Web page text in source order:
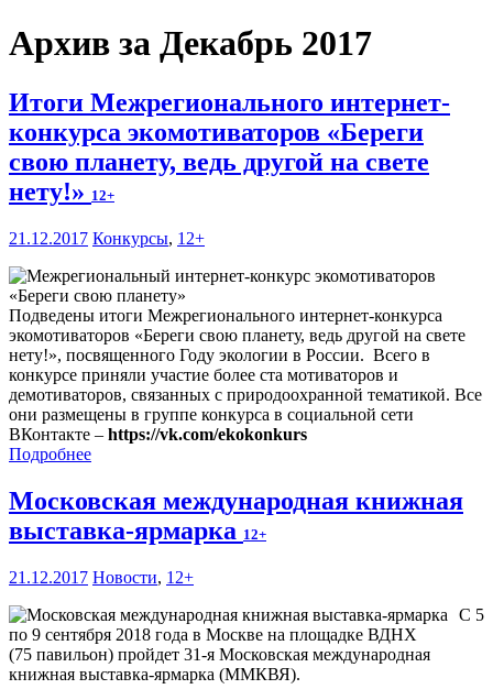
Архив за Декабрь 2017
Итоги Межрегионального интернет-
конкурса экомотиваторов «Береги
свою планету, ведь другой на свете
нету!» 12+
21.12.2017 Конкурсы, 12+
Подведены итоги Межрегионального интернет-конкурса
экомотиваторов «Береги свою планету, ведь другой на свете
нету!», посвященного Году экологии в России. Всего в
конкурсе приняли участие более ста мотиваторов и
демотиваторов, связанных с природоохранной тематикой. Все
они размещены в группе конкурса в социальной сети
ВКонтакте – https://vk.com/ekokonkurs
Подробнее
Московская международная книжная
выставка-ярмарка 12+
21.12.2017 Новости, 12+
С 5
по 9 сентября 2018 года в Москве на площадке ВДНХ
(75 павильон) пройдет 31-я Московская международная
книжная выставка-ярмарка (ММКВЯ).